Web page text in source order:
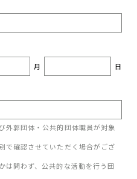
月 日
外郭団体・公共的団体職員が対象
で確認させていただく場合がござ
問わず、公共的な活動を行う団